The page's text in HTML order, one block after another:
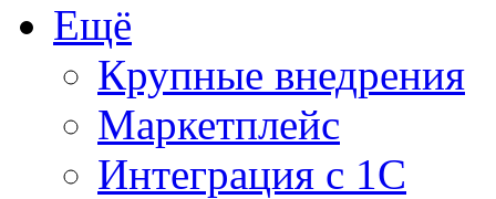
Ещё
Крупные внедрения
Маркетплейс
Интеграция с 1С